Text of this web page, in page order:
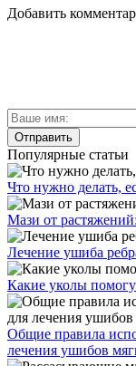
Добавить
Популярные статьи
Что нужно делать,
Мази от
Лечение ушиба
Какие уколы
Общие правила
лечения ушибов